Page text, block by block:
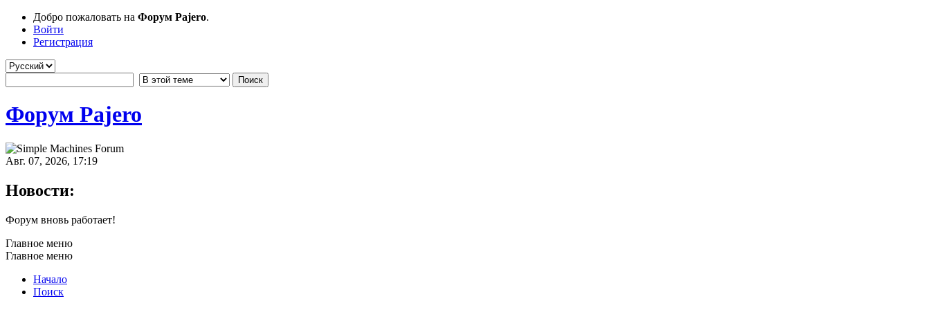
Добро пожаловать на Форум Pajero.
Войти
Регистрация
Форум Pajero
Авг. 07, 2026, 17:19
Новости:
Форум вновь работает!
Главное меню
Главное меню
Начало
Поиск